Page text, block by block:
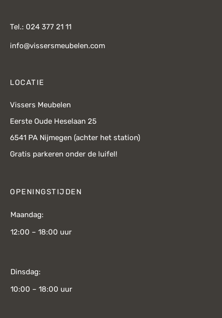
Tel.: 024 377 21 11
info@vissersmeubelen.com
LOCATIE
Vissers Meubelen
Eerste Oude Heselaan 25
6541 PA Nijmegen (achter het station)
Gratis parkeren onder de luifel!
OPENINGSTIJDEN
Maandag:
12:00 – 18:00 uur
Dinsdag:
10:00 – 18:00 uur